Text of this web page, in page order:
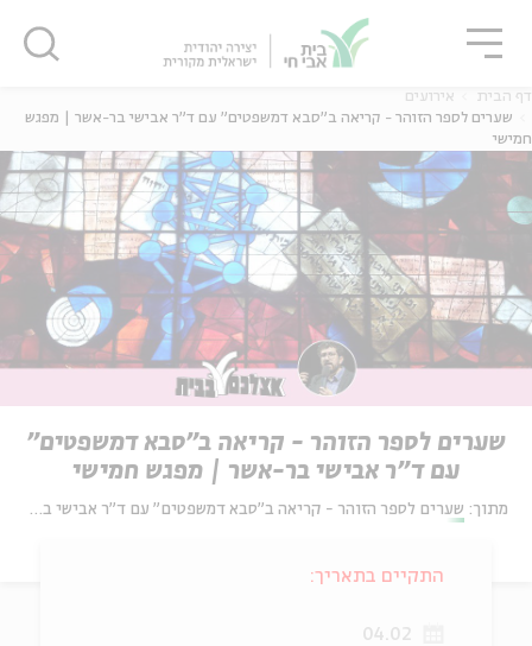
דף הבית
אירועים
שערים לספר הזוהר - קריאה ב"סבא דמשפטים" עם ד"ר אבישי בר-אשר | מפגש
חמישי
שערים לספר הזוהר - קריאה ב"סבא דמשפטים"
עם ד"ר אבישי בר-אשר | מפגש חמישי
מתוך: שערים לספר הזוהר - קריאה ב"סבא דמשפטים" עם ד"ר אבישי בר-אשר
התקיים בתאריך:
04.02
סגור